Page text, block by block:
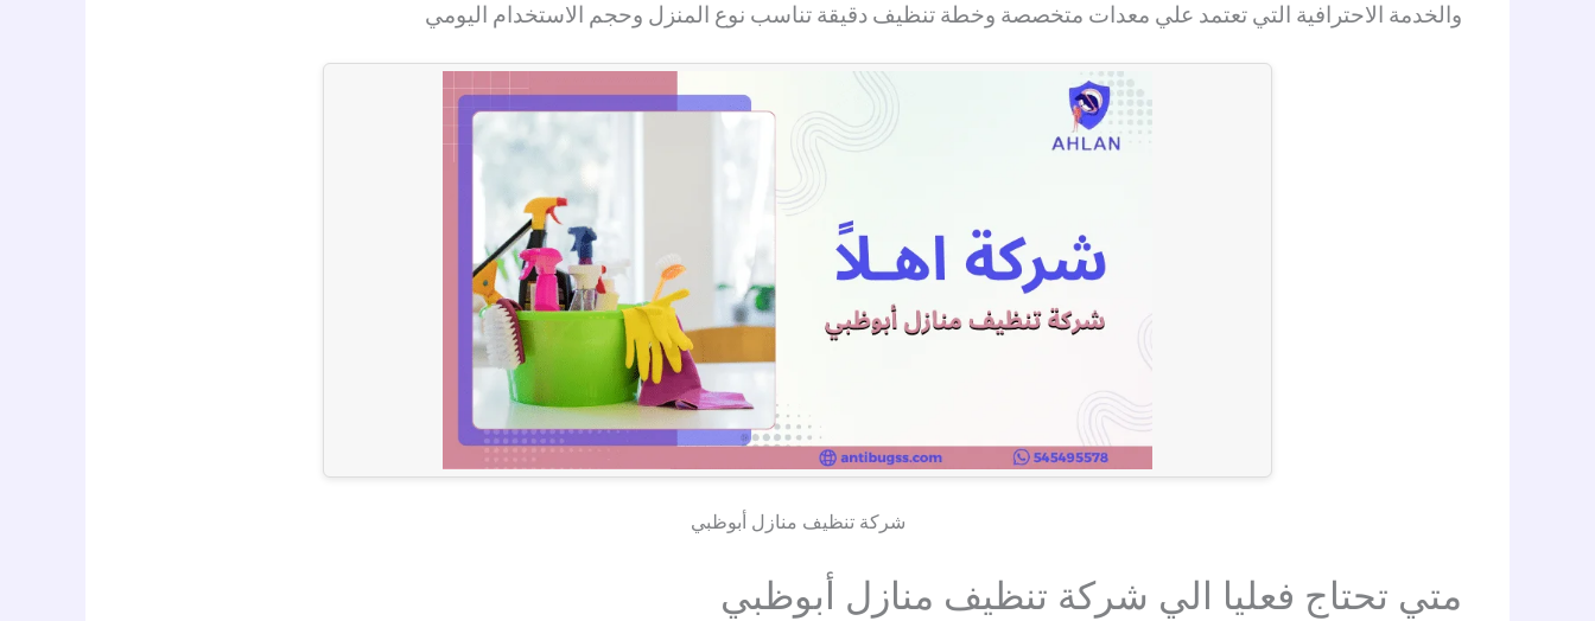
والخدمة الاحترافية التي تعتمد علي معدات متخصصة وخطة تنظيف دقيقة تناسب نوع المنزل وحجم الاستخدام اليومي
شركة تنظيف منازل أبوظبي
متي تحتاج فعليا الي شركة تنظيف منازل أبوظبي